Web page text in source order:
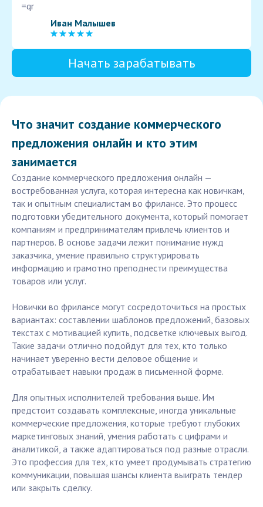
=qr
Иван Малышев
Начать зарабатывать
Что значит создание коммерческого
предложения онлайн и кто этим
занимается
Создание коммерческого предложения онлайн —
востребованная услуга, которая интересна как новичкам,
так и опытным специалистам во фрилансе. Это процесс
подготовки убедительного документа, который помогает
компаниям и предпринимателям привлечь клиентов и
партнеров. В основе задачи лежит понимание нужд
заказчика, умение правильно структурировать
информацию и грамотно преподнести преимущества
товаров или услуг.
Новички во фрилансе могут сосредоточиться на простых
вариантах: составлении шаблонов предложений, базовых
текстах с мотивацией купить, подсветке ключевых выгод.
Такие задачи отлично подойдут для тех, кто только
начинает уверенно вести деловое общение и
отрабатывает навыки продаж в письменной форме.
Для опытных исполнителей требования выше. Им
предстоит создавать комплексные, иногда уникальные
коммерческие предложения, которые требуют глубоких
маркетинговых знаний, умения работать с цифрами и
аналитикой, а также адаптироваться под разные отрасли.
Это профессия для тех, кто умеет продумывать стратегию
коммуникации, повышая шансы клиента выиграть тендер
или закрыть сделку.